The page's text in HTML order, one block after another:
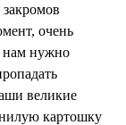
очень
нам нужно
великие
картошку